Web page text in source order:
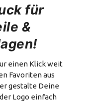
für
&
einen Klick weit
Favoriten aus
gestalte Deine
Logo einfach